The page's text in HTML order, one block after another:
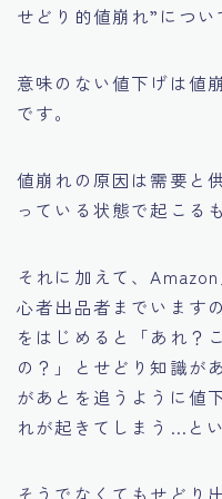
せどり的値崩れ”につ
意味のない値下げは値
です。
値崩れの原因は需要と
っている状態で起こる
それに加えて、
心者出品者までいます
をはじめると
「あれ？
の？」
とせどり知識が
があとを追うように値
れが起きてしまう…と
そうでなくてもせどり